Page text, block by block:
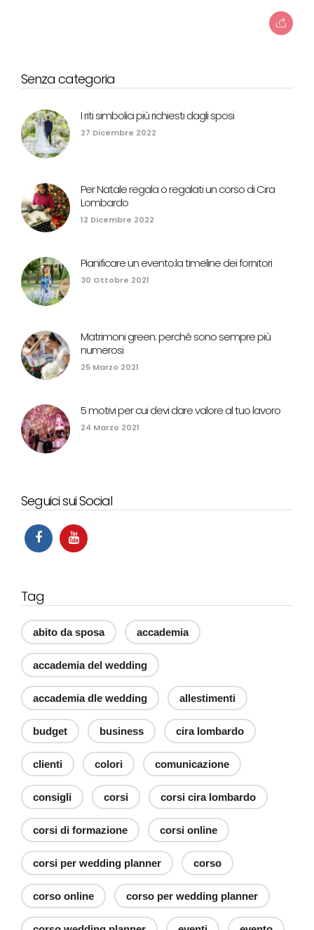
Senza categoria
I riti simbolici più richiesti dagli sposi
27 Dicembre 2022
Per Natale regala o regalati un corso di Cira
Lombardo
12 Dicembre 2022
Pianificare un evento:la timeline dei fornitori
30 Ottobre 2021
Matrimoni green: perché sono sempre più
numerosi
25 Marzo 2021
5 motivi per cui devi dare valore al tuo lavoro
24 Marzo 2021
Seguici sui Social
Tag
abito da sposa accademia
accademia del wedding
accademia dle wedding allestimenti
budget business cira lombardo
clienti colori comunicazione
consigli corsi corsi cira lombardo
corsi di formazione corsi online
corsi per wedding planner corso
corso online corso per wedding planner